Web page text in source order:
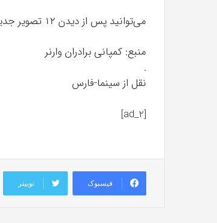
می‌توانید پس از دیدن ۱۲ تصویر جدید این فیلم، تریلر جدید و رسمی آن را نیز، از
منبع: کمپانی برادران وارنر
.
نقل از سینما-فارس
[ad_2]
فیسبوک توییتر